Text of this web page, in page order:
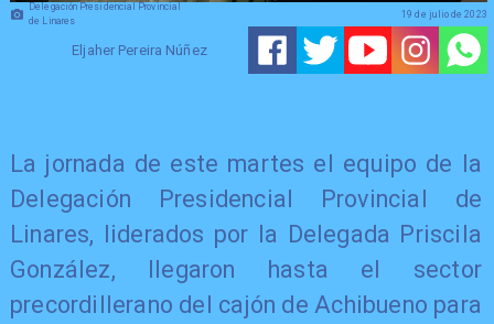
Delegación Presidencial Provincial
de Linares
Eljaher Pereira Núñez
19 de julio de 2023
La jornada de este martes el equipo de la
Delegación Presidencial Provincial de
Linares, liderados por la Delegada Priscila
González, llegaron hasta el sector
precordillerano del cajón de Achibueno para